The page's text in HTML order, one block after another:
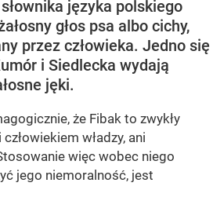
języka polskiego
głos psa albo cichy,
przez człowieka. Jedno się
i Siedlecka wydają
jęki.
że Fibak to zwykły
władzy, ani
więc wobec niego
jego niemoralność, jest